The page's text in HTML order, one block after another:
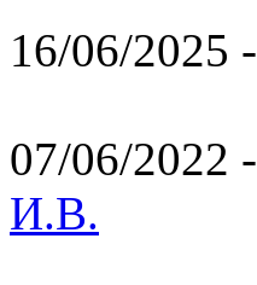
16/06/2025 -
07/06/2022 -
И.В.